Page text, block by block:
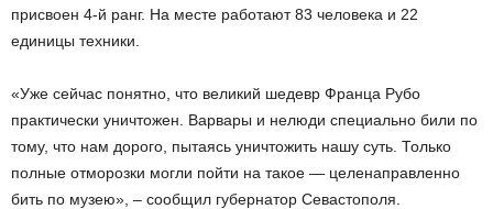
присвоен 4-й ранг. На месте работают 83 человека и 22
единицы техники.
«Уже сейчас понятно, что великий шедевр Франца Рубо
практически уничтожен. Варвары и нелюди специально били по
тому, что нам дорого, пытаясь уничтожить нашу суть. Только
полные отморозки могли пойти на такое — целенаправленно
бить по музею», – сообщил губернатор Севастополя.